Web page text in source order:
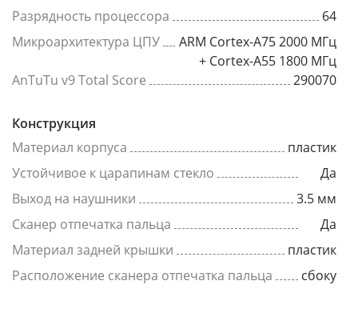
Разрядность процессора
64
Микроархитектура ЦПУ
ARM Cortex-A75 2000 МГц
+ Cortex-A55 1800 МГц
AnTuTu v9 Total Score
290070
Конструкция
Материал корпуса
пластик
Устойчивое к царапинам стекло
Да
Выход на наушники
3.5 мм
Сканер отпечатка пальца
Да
Материал задней крышки
пластик
Расположение сканера отпечатка пальца
сбоку